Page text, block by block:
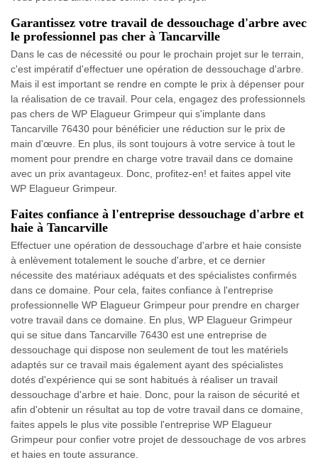
Garantissez votre travail de dessouchage d'arbre avec
le professionnel pas cher à Tancarville
Dans le cas de nécessité ou pour le prochain projet sur le terrain,
c'est impératif d'effectuer une opération de dessouchage d'arbre.
Mais il est important se rendre en compte le prix à dépenser pour
la réalisation de ce travail. Pour cela, engagez des professionnels
pas chers de WP Elagueur Grimpeur qui s'implante dans
Tancarville 76430 pour bénéficier une réduction sur le prix de
main d'œuvre. En plus, ils sont toujours à votre service à tout le
moment pour prendre en charge votre travail dans ce domaine
avec un prix avantageux. Donc, profitez-en! et faites appel vite
WP Elagueur Grimpeur.
Faites confiance à l'entreprise dessouchage d'arbre et
haie à Tancarville
Effectuer une opération de dessouchage d'arbre et haie consiste
à enlèvement totalement le souche d'arbre, et ce dernier
nécessite des matériaux adéquats et des spécialistes confirmés
dans ce domaine. Pour cela, faites confiance à l'entreprise
professionnelle WP Elagueur Grimpeur pour prendre en charger
votre travail dans ce domaine. En plus, WP Elagueur Grimpeur
qui se situe dans Tancarville 76430 est une entreprise de
dessouchage qui dispose non seulement de tout les matériels
adaptés sur ce travail mais également ayant des spécialistes
dotés d'expérience qui se sont habitués à réaliser un travail
dessouchage d'arbre et haie. Donc, pour la raison de sécurité et
afin d'obtenir un résultat au top de votre travail dans ce domaine,
faites appels le plus vite possible l'entreprise WP Elagueur
Grimpeur pour confier votre projet de dessouchage de vos arbres
et haies en toute assurance.